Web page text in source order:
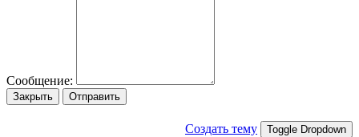
Сообщение:
Закрыть Отправить
Создать тему Toggle Dropdown